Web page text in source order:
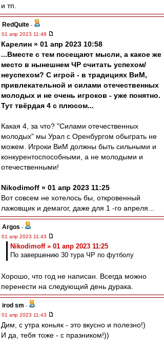
и тп.
RedQuite -
01 апр 2023 11:48
Карелин » 01 апр 2023 10:58
...Вместе с тем посещают мысли, а какое же
место в нынешнем ЧР считать успехом/
неуспехом? С игрой - в традициях ВиМ,
привлекательной и силами отечественных
молодых и не очень игроков - уже понятно.
Тут твёрдая 4 с плюсом...
Какая 4, за что? "Силами отечественных
молодых" мы Урал с Оренбургом обыграть не
можем. Игроки ВиМ должны быть сильными и
конкурентоспособными, а не молодыми и
отечественными!
Nikodimoff » 01 апр 2023 11:25
Вот совсем не хотелось бы, откровенный
лажовщик и демагог, даже для 1 -го апреля...
Argos -
01 апр 2023 11:43
Nikodimoff » 01 апр 2023 11:25
По завершению 30 тура ЧР по футболу
Хорошо, что год не написан. Всегда можно
перенести на следующий день дурака.
irod sm -
01 апр 2023 11:43
Дим, с утра коньяк - это вкусно и полезно!)
И да, тебя тоже - с празником!))